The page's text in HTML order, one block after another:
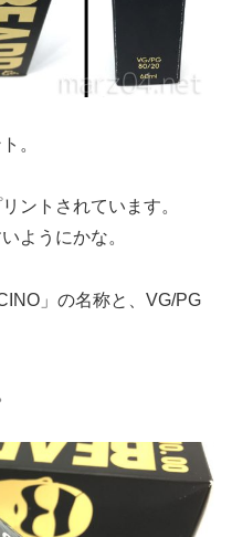
。
ントされています。
ようにかな。
」の名称と、VG/PG